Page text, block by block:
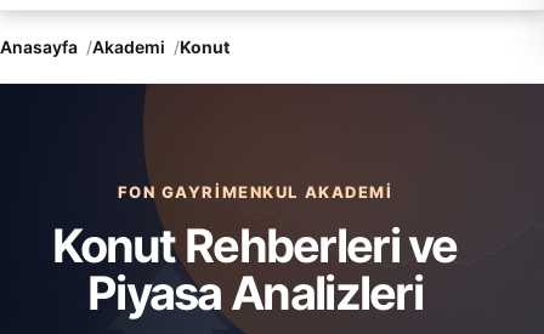
Anasayfa Akademi Konut
FON GAYRIMENKUL AKADEMI
Konut Rehberleri ve
Piyasa Analizleri